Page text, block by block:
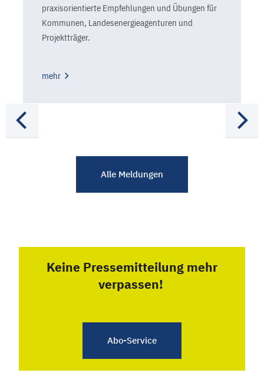
praxisorientierte Empfehlungen und Übungen für
Kommunen, Landesenergieagenturen und
Projektträger.
mehr
Alle Meldungen
Keine Pressemitteilung mehr
verpassen!
Abo-Service